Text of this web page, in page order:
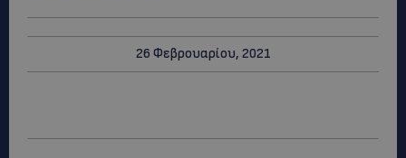
26 Φεβρουαρίου, 2021